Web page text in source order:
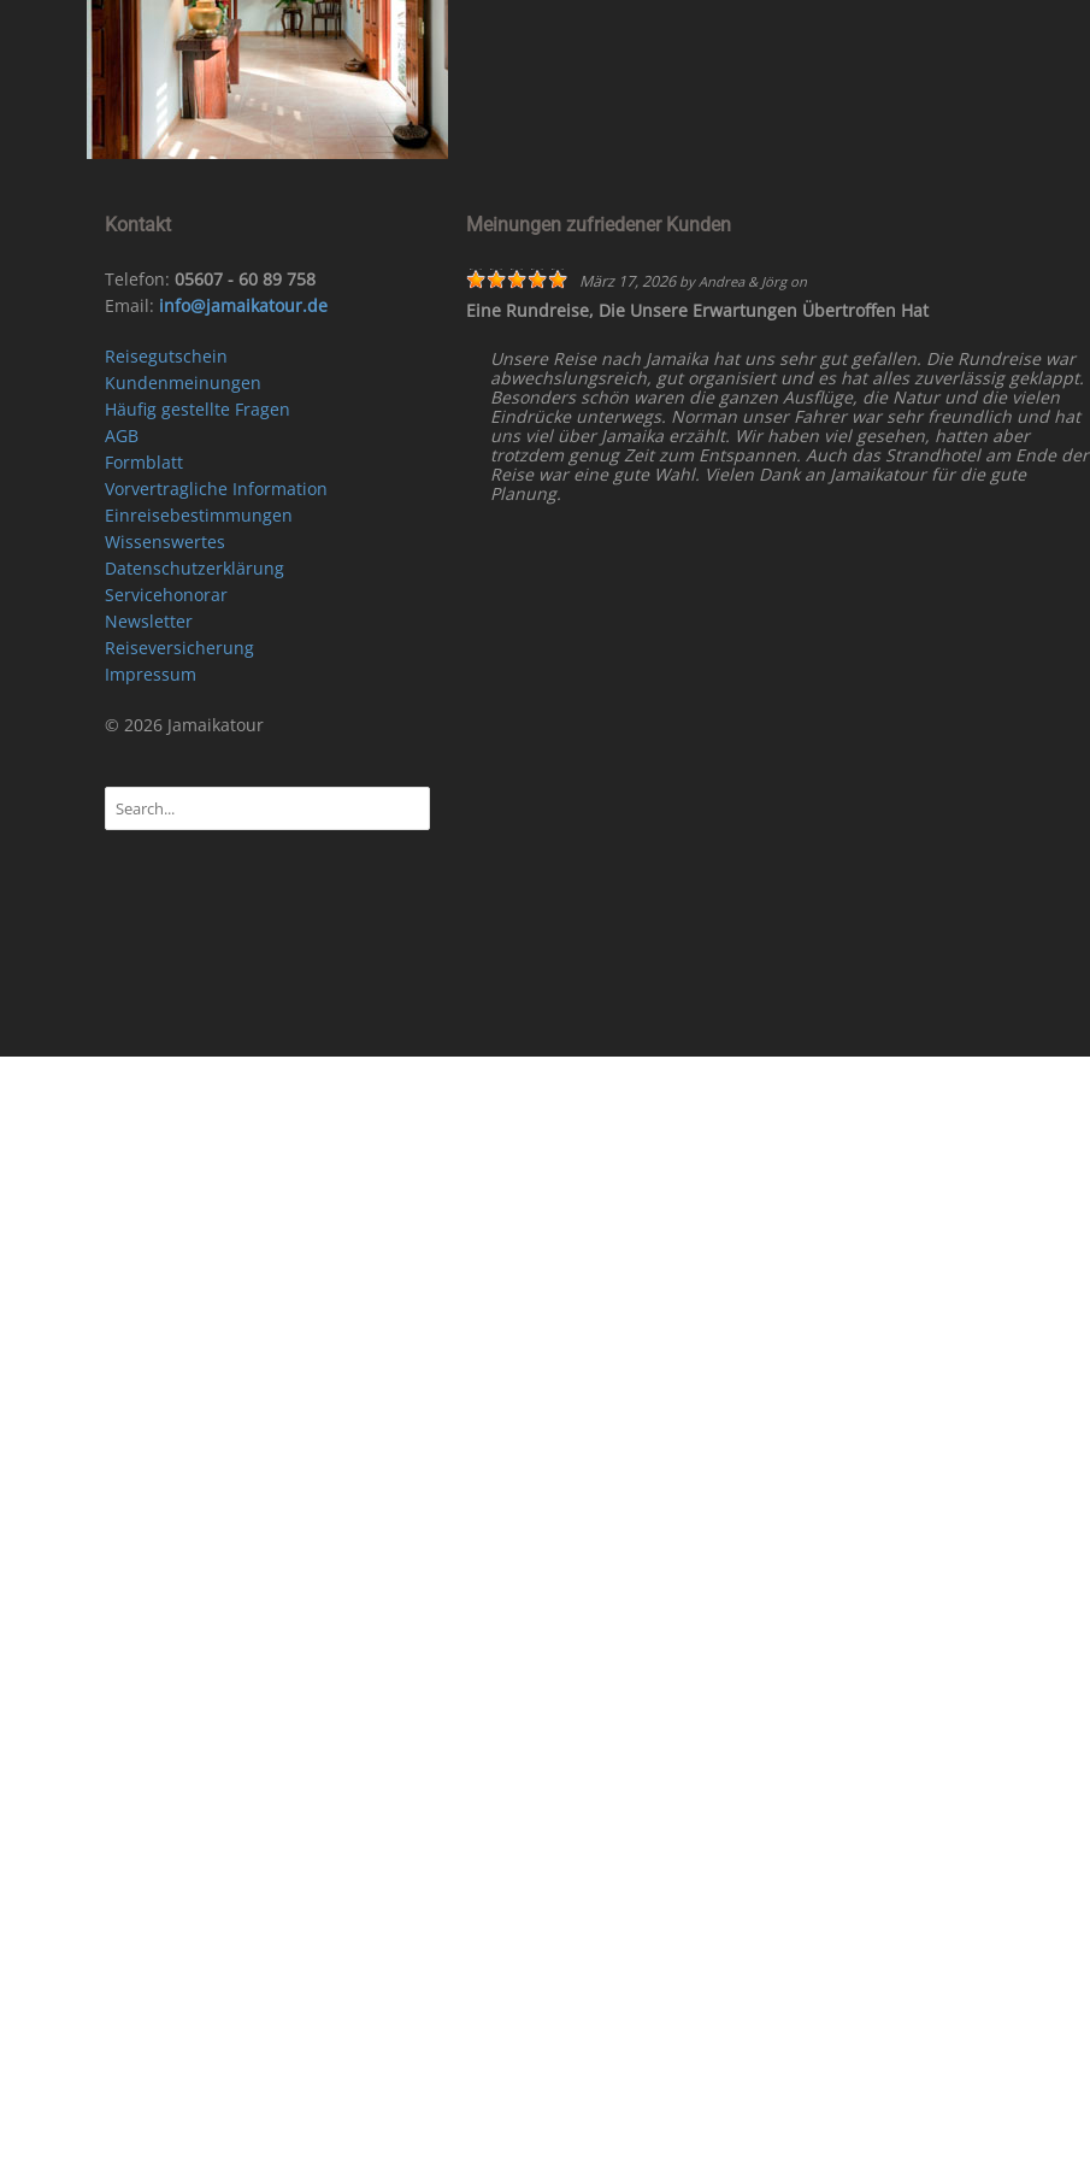
Kontakt
Telefon: 05607 - 60 89 758
Email: info@jamaikatour.de
Reisegutschein
Kundenmeinungen
Häufig gestellte Fragen
AGB
Formblatt
Vorvertragliche Information
Einreisebestimmungen
Wissenswertes
Datenschutzerklärung
Servicehonorar
Newsletter
Reiseversicherung
Impressum
© 2026 Jamaikatour
Meinungen zufriedener Kunden
März 17, 2026byAndrea & Jörgon
Eine Rundreise, Die Unsere Erwartungen Übertroffen Hat
Unsere Reise nach Jamaika hat uns sehr gut gefallen. Die Rundreise war
abwechslungsreich, gut organisiert und es hat alles zuverlässig geklappt.
Besonders schön waren die ganzen Ausflüge, die Natur und die vielen
Eindrücke unterwegs. Norman unser Fahrer war sehr freundlich und hat
uns viel über Jamaika erzählt. Wir haben viel gesehen, hatten aber
trotzdem genug Zeit zum Entspannen. Auch das Strandhotel am Ende der
Reise war eine gute Wahl. Vielen Dank an Jamaikatour für die gute
Planung.